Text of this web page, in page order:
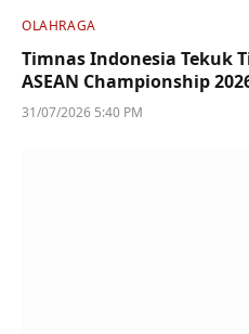
OLAHRAGA
Timnas Indonesia Tekuk
ASEAN Championship
31/07/2026 5:40 PM